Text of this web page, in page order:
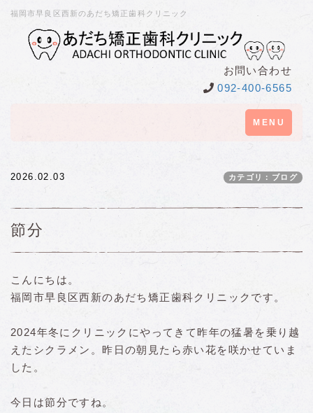
福岡市早良区西新のあだち矯正歯科クリニック
お問い合わせ
092-400-6565
Toggle
navigation
MENU
2026.02.03 カテゴリ：ブログ
節分
こんにちは。
福岡市早良区西新のあだち矯正歯科クリニックです。
2024年冬にクリニックにやってきて昨年の猛暑を乗り越
えたシクラメン。昨日の朝見たら赤い花を咲かせていま
した。
今日は節分ですね。